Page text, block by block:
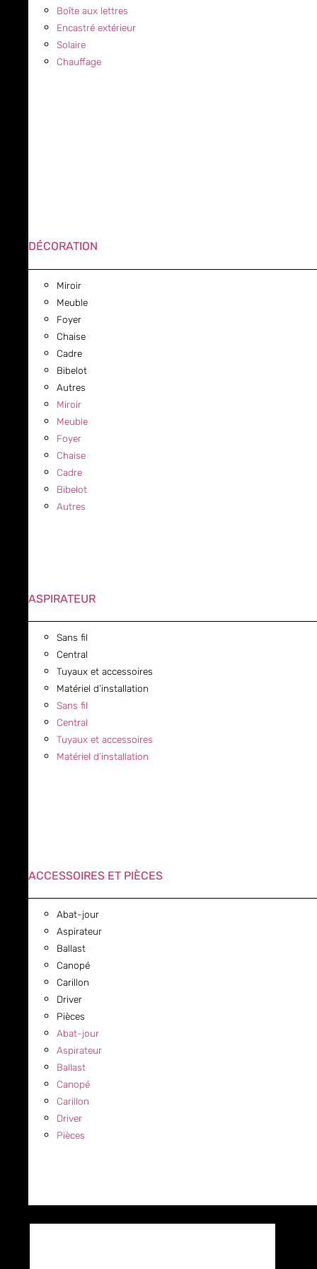
Boîte aux lettres
Encastré extérieur
Solaire
Chauffage
DÉCORATION
Miroir
Meuble
Foyer
Chaise
Cadre
Bibelot
Autres
Miroir
Meuble
Foyer
Chaise
Cadre
Bibelot
Autres
ASPIRATEUR
Sans fil
Central
Tuyaux et accessoires
Matériel d’installation
Sans fil
Central
Tuyaux et accessoires
Matériel d’installation
ACCESSOIRES ET PIÈCES
Abat-jour
Aspirateur
Ballast
Canopé
Carillon
Driver
Pièces
Abat-jour
Aspirateur
Ballast
Canopé
Carillon
Driver
Pièces